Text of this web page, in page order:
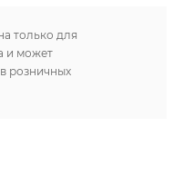
только для
и может
розничных